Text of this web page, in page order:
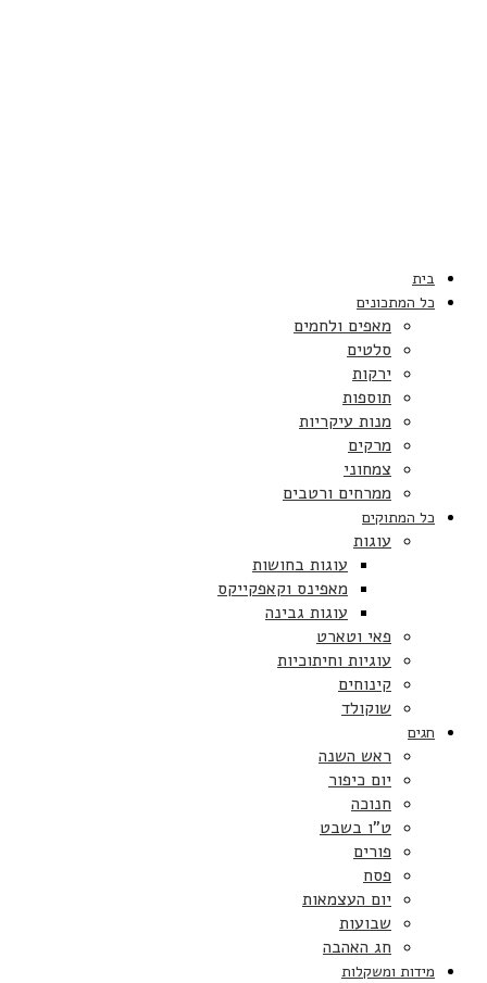
בית
כל המתכונים
מאפים ולחמים
סלטים
ירקות
תוספות
מנות עיקריות
מרקים
צמחוני
ממרחים ורטבים
כל המתוקים
עוגות
עוגות בחושות
מאפינס וקאפקייקס
עוגות גבינה
פאי וטארט
עוגיות וחיתוכיות
קינוחים
שוקולד
חגים
ראש השנה
יום כיפור
חנוכה
ט”ו בשבט
פורים
פסח
יום העצמאות
שבועות
חג האהבה
מידות ומשקלות